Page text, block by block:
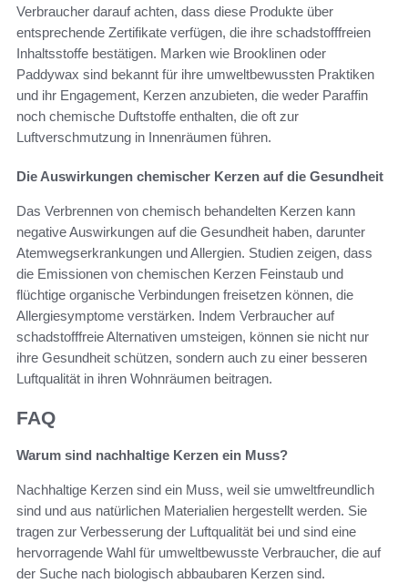
Verbraucher darauf achten, dass diese Produkte über
entsprechende Zertifikate verfügen, die ihre schadstofffreien
Inhaltsstoffe bestätigen. Marken wie Brooklinen oder
Paddywax sind bekannt für ihre umweltbewussten Praktiken
und ihr Engagement, Kerzen anzubieten, die weder Paraffin
noch chemische Duftstoffe enthalten, die oft zur
Luftverschmutzung in Innenräumen führen.
Die Auswirkungen chemischer Kerzen auf die Gesundheit
Das Verbrennen von chemisch behandelten Kerzen kann
negative Auswirkungen auf die Gesundheit haben, darunter
Atemwegserkrankungen und Allergien. Studien zeigen, dass
die Emissionen von chemischen Kerzen Feinstaub und
flüchtige organische Verbindungen freisetzen können, die
Allergiesymptome verstärken. Indem Verbraucher auf
schadstofffreie Alternativen umsteigen, können sie nicht nur
ihre Gesundheit schützen, sondern auch zu einer besseren
Luftqualität in ihren Wohnräumen beitragen.
FAQ
Warum sind nachhaltige Kerzen ein Muss?
Nachhaltige Kerzen sind ein Muss, weil sie umweltfreundlich
sind und aus natürlichen Materialien hergestellt werden. Sie
tragen zur Verbesserung der Luftqualität bei und sind eine
hervorragende Wahl für umweltbewusste Verbraucher, die auf
der Suche nach biologisch abbaubaren Kerzen sind.